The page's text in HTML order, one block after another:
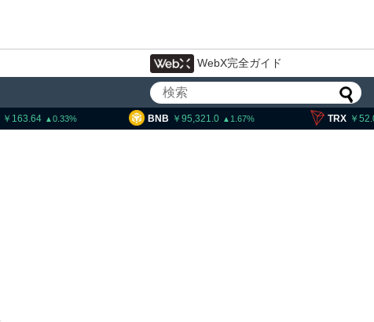
WebX完全ガイド
163.64 0.33 BNB 95,321.0 1.67 TRX